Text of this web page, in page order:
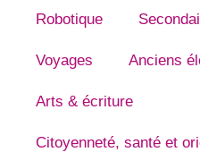
Robotique
Voyages Anciens
Arts & écriture
Citoyenneté, santé et